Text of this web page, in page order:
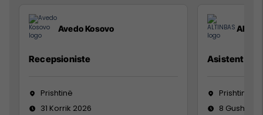
Avedo Kosovo
Recepsioniste
Prishtinë
31 Korrik 2026
Asistente e
Prishtinë
8 Gusht